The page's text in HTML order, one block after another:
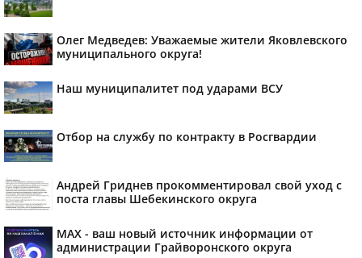
Олег Медведев: Уважаемые жители Яковлевского
муниципального округа!
Наш муниципалитет под ударами ВСУ
Отбор на службу по контракту в Росгвардии
Андрей Гриднев прокомментировал свой уход с
поста главы Шебекинского округа
MAX - ваш новый источник информации от
администрации Грайворонского округа